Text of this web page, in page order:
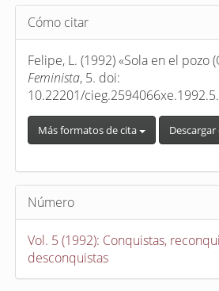
Detalles
del
artículo
Cómo citar
Felipe, L. (1992) «Sola en el pozo
Feminista, 5. doi:
10.22201/
Más formatos de cita
Número
Vol. 5 (1992): Conquistas,
desconquistas